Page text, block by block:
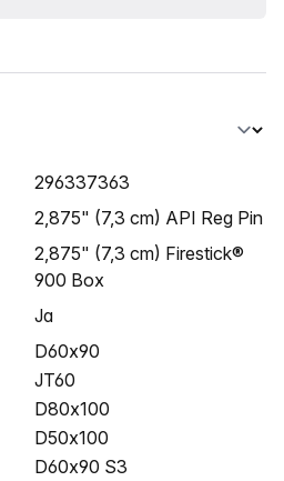
296337363
2,875" (7,3 cm) API Reg Pin
2,875" (7,3 cm) Firestick®
900 Box
Ja
D60x90
JT60
D80x100
D50x100
D60x90 S3